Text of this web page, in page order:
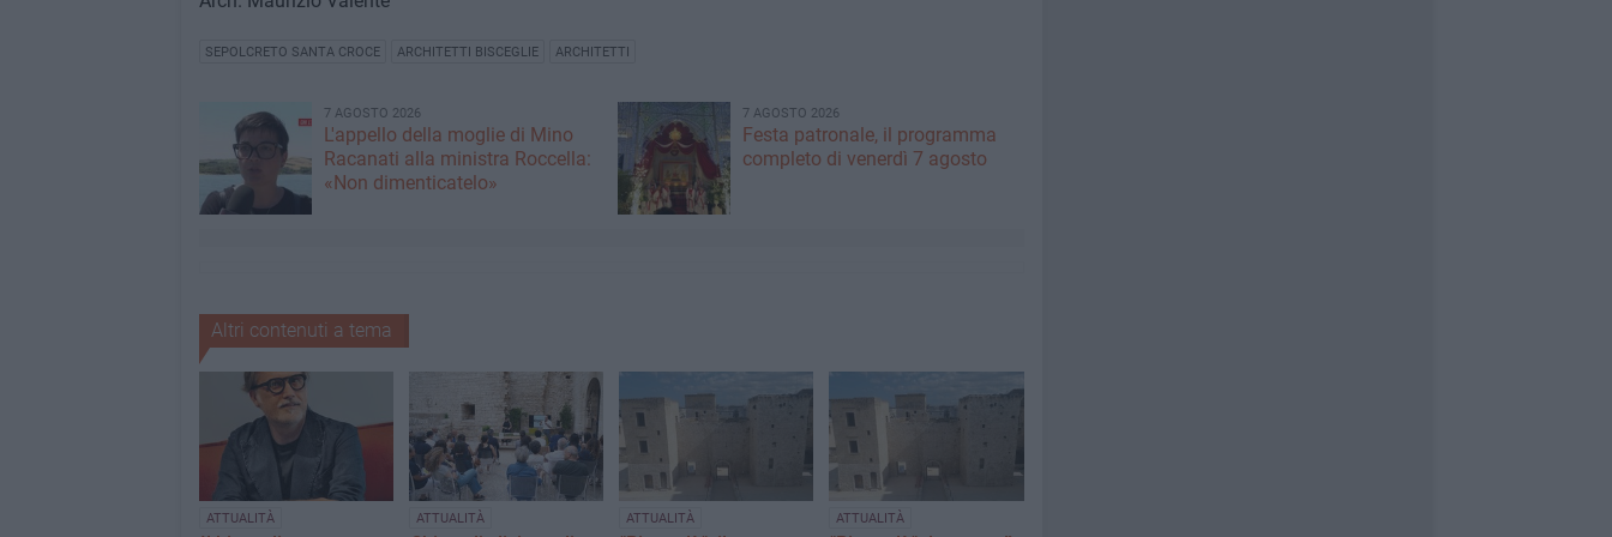
SEPOLCRETO SANTA CROCE ARCHITETTI BISCEGLIE ARCHITETTI
7 AGOSTO 2026
L'appello della moglie di Mino
Racanati alla ministra Roccella:
«Non dimenticatelo»
7 AGOSTO 2026
Festa patronale, il programma
completo di venerdì 7 agosto
Altri contenuti a tema
ATTUALITÀ ATTUALITÀ ATTUALITÀ ATTUALITÀ